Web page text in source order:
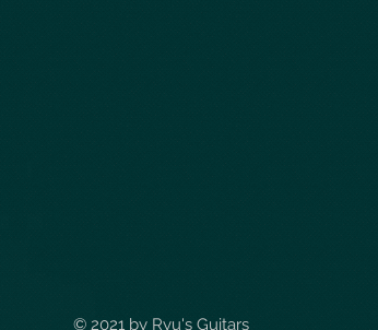
© 2021 by Ryu's Guitars